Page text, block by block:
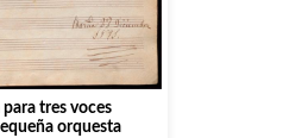
para tres voces
orquesta